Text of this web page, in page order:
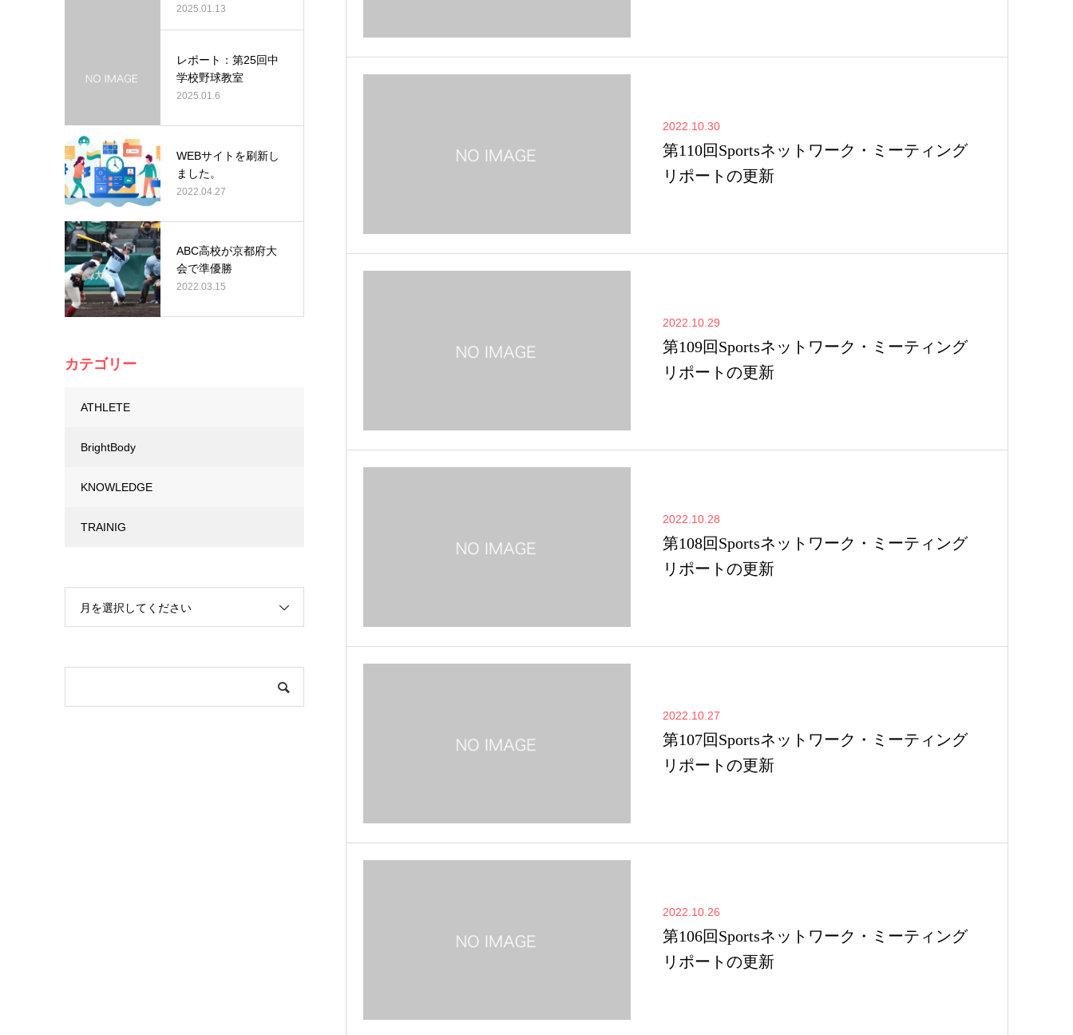
2022.10.30
第110回Sportsネットワーク・ミーティング
リポートの更新
2022.10.29
第109回Sportsネットワーク・ミーティング
リポートの更新
2022.10.28
第108回Sportsネットワーク・ミーティング
リポートの更新
2022.10.27
第107回Sportsネットワーク・ミーティング
リポートの更新
2022.10.26
第106回Sportsネットワーク・ミーティング
リポートの更新
大会…
2025.01.13
レポート：第25回中
学校野球教室
2025.01.6
WEBサイトを刷新し
ました。
2022.04.27
ABC高校が京都府大
会で準優勝
2022.03.15
カテゴリー
ATHLETE
BrightBody
KNOWLEDGE
TRAINIG
月を選択してください